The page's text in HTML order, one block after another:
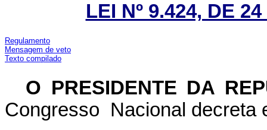
LEI Nº 9.424, DE
Regulamento
Mensagem de veto
Texto compilado
O PRESIDENTE DA
Congresso Nacional